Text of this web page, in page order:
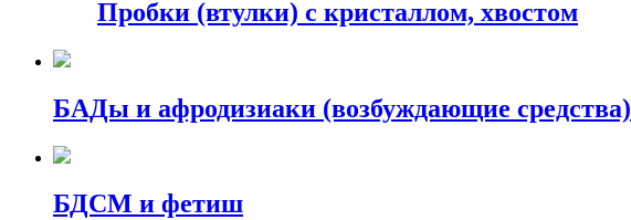
Пробки (втулки) с кристаллом, хвостом
БАДы и афродизиаки (возбуждающие средства)
БДСМ и фетиш